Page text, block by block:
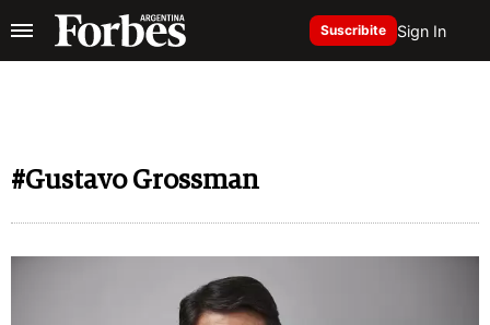
Suscribite Sign In
#Gustavo Grossman